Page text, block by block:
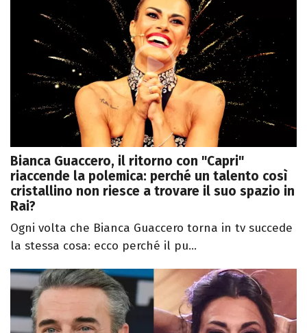
Bianca Guaccero, il ritorno con "Capri"
riaccende la polemica: perché un talento così
cristallino non riesce a trovare il suo spazio in
Rai?
Ogni volta che Bianca Guaccero torna in tv succede
la stessa cosa: ecco perché il pu...